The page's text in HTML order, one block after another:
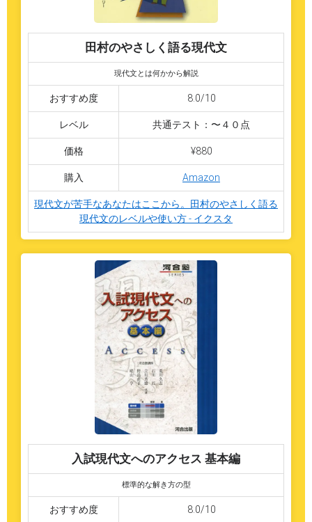
田村のやさしく語る現代文
現代文とは何かから解説
おすすめ度 8.0/10
レベル 共通テスト：〜４０点
価格 ¥880
購入 Amazon
現代文が苦手なあなたはここから。田村のやさしく語る
現代文のレベルや使い方 - イクスタ
入試現代文へのアクセス 基本編
標準的な解き方の型
おすすめ度 8.0/10